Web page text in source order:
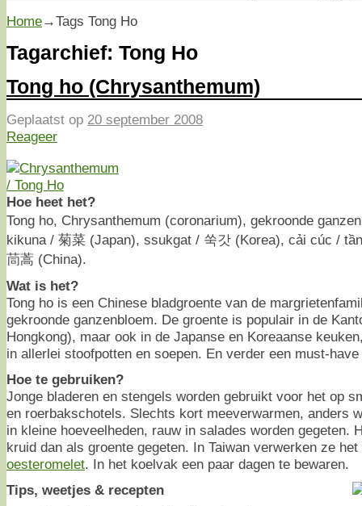
Home→Tags Tong Ho
Tagarchief: Tong Ho
Tong ho (Chrysanthemum)
Geplaatst op 20 september 2008
Reageer
Hoe heet het?
Tong ho, Chrysanthemum (coronarium), gekroonde
kikuna / 菊菜 (Japan), ssukgat / 쑥갓 (Korea), cải cúc /
茼蒿 (China).
Wat is het?
Tong ho is een Chinese bladgroente van de
gekroonde ganzenbloem. De groente is populair in de
Hongkong), maar ook in de Japanse en Koreaanse
in allerlei stoofpotten en soepen. En verder een must-
Hoe te gebruiken?
Jonge bladeren en stengels worden gebruikt voor het op
en roerbakschotels. Slechts kort meeverwarmen, anders
in kleine hoeveelheden, rauw in salades worden gegeten.
kruid dan als groente gegeten. In Taiwan verwerken ze
oesteromelet. In het koelvak een paar dagen te bewaren.
Tips, weetjes & recepten